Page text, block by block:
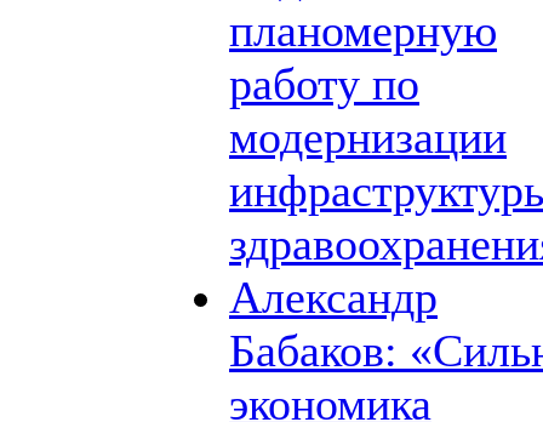
планомерную
работу по
модернизации
Александр
Бабаков:
экономика